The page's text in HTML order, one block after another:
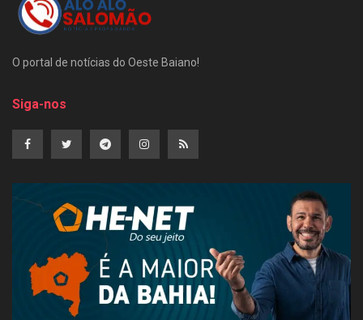
O portal de notícias do Oeste Baiano!
Siga-nos